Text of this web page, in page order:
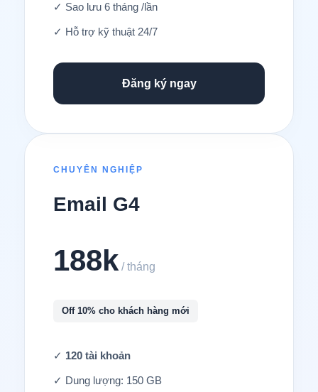
✓ Sao lưu 6 tháng /lần
✓ Hỗ trợ kỹ thuật 24/7
Đăng ký ngay
CHUYÊN NGHIỆP
Email G4
188k / tháng
Off 10% cho khách hàng mới
✓ 120 tài khoản
✓ Dung lượng: 150 GB